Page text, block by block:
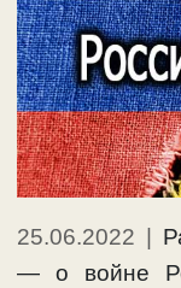
25.06.2022
— о войне